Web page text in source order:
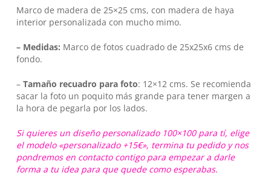
No hay productos en el carrito.
Go To Shop
Marco de madera de 25×25 cms, con madera de haya
interior personalizada con mucho mimo.
– Medidas: Marco de fotos cuadrado de 25x25x6 cms de
fondo.
– Tamaño recuadro para foto: 12×12 cms. Se recomienda
sacar la foto un poquito más grande para tener margen a
la hora de pegarla por los lados.
Si quieres un diseño personalizado 100×100 para tí, elige
el modelo «personalizado +15€», termina tu pedido y nos
pondremos en contacto contigo para empezar a darle
forma a tu idea para que quede como esperabas.